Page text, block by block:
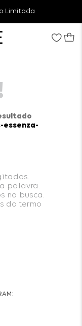
Limitada
palavra.
na busca.
do termo